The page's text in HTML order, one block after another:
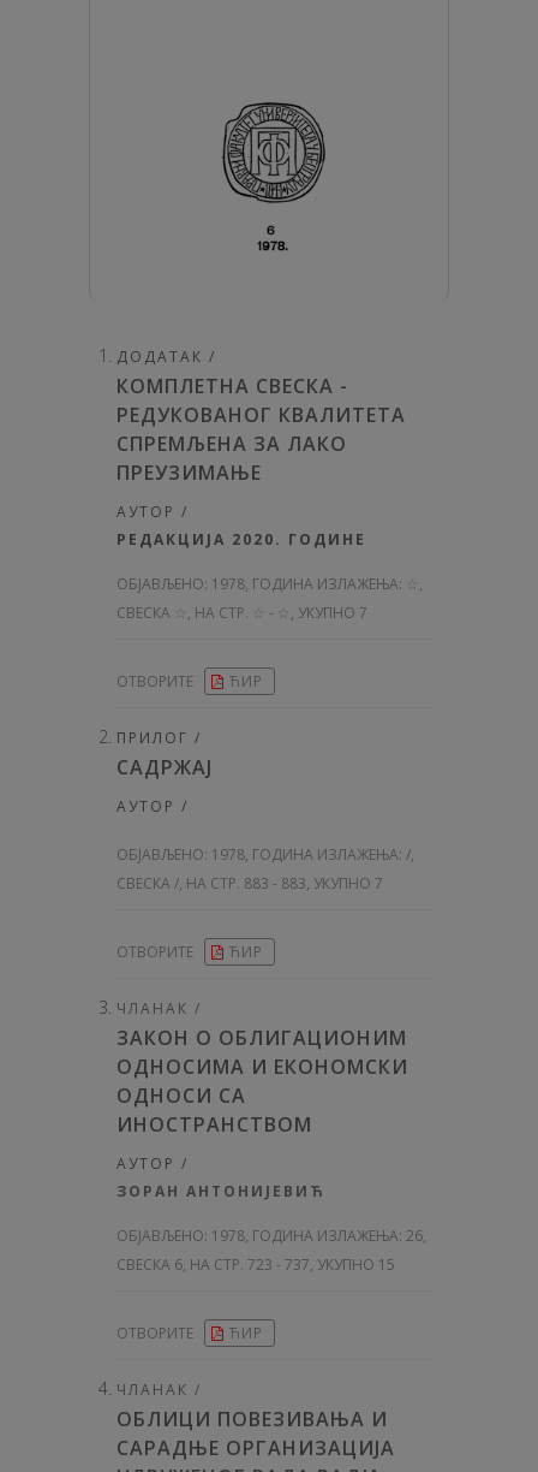
ДОДАТАК /
КОМПЛЕТНА СВЕСКА -
РЕДУКОВАНОГ КВАЛИТЕТА
СПРЕМЉЕНА ЗА ЛАКО
ПРЕУЗИМАЊЕ
АУТОР /
РЕДАКЦИЈА 2020. ГОДИНЕ
ОБЈАВЉЕНО: 1978, ГОДИНА ИЗЛАЖЕЊА: ☆ ,
СВЕСКА ☆, НА СТР. ☆ - ☆, УКУПНО 7
ОТВОРИТЕ ЋИР
ПРИЛОГ /
САДРЖАЈ
АУТОР /
ОБЈАВЉЕНО: 1978, ГОДИНА ИЗЛАЖЕЊА: /,
СВЕСКА /, НА СТР. 883 - 883, УКУПНО 7
ОТВОРИТЕ ЋИР
ЧЛАНАК /
ЗАКОН О ОБЛИГАЦИОНИМ
ОДНОСИМА И ЕКОНОМСКИ
ОДНОСИ СА
ИНОСТРАНСТВОМ
АУТОР /
ЗОРАН АНТОНИЈЕВИЋ
ОБЈАВЉЕНО: 1978, ГОДИНА ИЗЛАЖЕЊА: 26,
СВЕСКА 6, НА СТР. 723 - 737, УКУПНО 15
ОТВОРИТЕ ЋИР
ЧЛАНАК /
ОБЛИЦИ ПОВЕЗИВАЊА И
САРАДЊЕ ОРГАНИЗАЦИЈА